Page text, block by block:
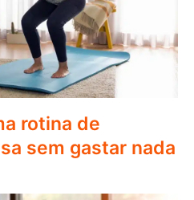
rotina de
sem gastar nada